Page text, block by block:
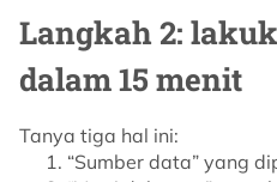
Langkah 2:
dalam 15 menit
Tanya tiga hal ini:
“Sumber data” yang